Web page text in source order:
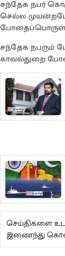
சந்தேக நபர்
செல்ல
போதைப்பொருள்
சந்தேக நபரும்
காவல்துறை
செய்திகளை
இணைந்து